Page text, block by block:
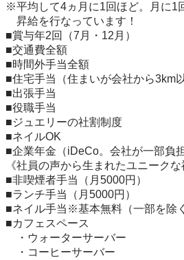
※平均して4ヵ月に1回ほど。月に1
昇給を行なっています！
■賞与年2回（7月・12月）
■交通費全額
■時間外手当全額
■住宅手当（住まいが会社から3km
■出張手当
■役職手当
■ジュエリーの社割制度
■ネイルOK
■企業年金（iDeCo。会社が一部負担
《社員の声から生まれたユニークな
■非喫煙者手当（月5000円）
■ランチ手当（月5000円）
■ネイル手当※基本無料（一部を除
■カフェスペース
・ウォーターサーバー
・コーヒーサーバー